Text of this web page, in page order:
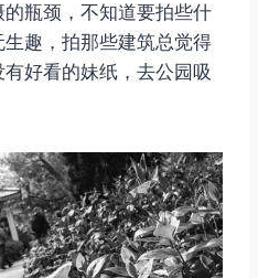
瓶颈，不知道要拍些什
趣，拍那些建筑总觉得
好看的妹纸，去公园吸